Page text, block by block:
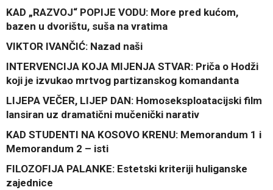
KAD „RAZVOJ“ POPIJE VODU: More pred kućom,
bazen u dvorištu, suša na vratima
VIKTOR IVANČIĆ: Nazad naši
INTERVENCIJA KOJA MIJENJA STVAR: Priča o Hodži
koji je izvukao mrtvog partizanskog komandanta
LIJEPA VEČER, LIJEP DAN: Homoseksploatacijski film
lansiran uz dramatični mučenički narativ
KAD STUDENTI NA KOSOVO KRENU: Memorandum 1 i
Memorandum 2 – isti
FILOZOFIJA PALANKE: Estetski kriteriji huliganske
zajednice